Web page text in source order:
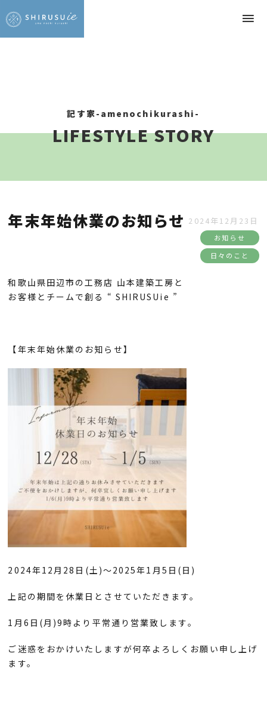
記す家-amenochikurashi-
LIFESTYLE STORY
年末年始休業のお知らせ 2024年12月23日
お知らせ
日々のこと
和歌山県田辺市の工務店 山本建築工房と
お客様とチームで創る “ SHIRUSUie ”
【年末年始休業のお知らせ】
2024年12月28日(土)～2025年1月5日(日)
上記の期間を休業日とさせていただきます。
1月6日(月)9時より平常通り営業致します。
ご迷惑をおかけいたしますが何卒よろしくお願い申し上げ
ます。